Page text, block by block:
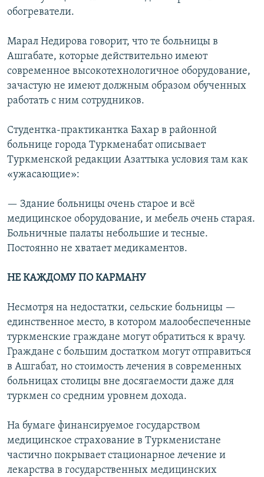
обогреватели.
Марал Недирова говорит, что те больницы в
Ашгабате, которые действительно имеют
современное высокотехнологичное оборудование,
зачастую не имеют должным образом обученных
работать с ним сотрудников.
Студентка-практикантка Бахар в районной
больнице города Туркменабат описывает
Туркменской редакции Азаттыка условия там как
«ужасающие»:
— Здание больницы очень старое и всё
медицинское оборудование, и мебель очень старая.
Больничные палаты небольшие и тесные.
Постоянно не хватает медикаментов.
НЕ КАЖДОМУ ПО КАРМАНУ
Несмотря на недостатки, сельские больницы —
единственное место, в котором малообеспеченные
туркменские граждане могут обратиться к врачу.
Граждане с большим достатком могут отправиться
в Ашгабат, но стоимость лечения в современных
больницах столицы вне досягаемости даже для
туркмен со средним уровнем дохода.
На бумаге финансируемое государством
медицинское страхование в Туркменистане
частично покрывает стационарное лечение и
лекарства в государственных медицинских